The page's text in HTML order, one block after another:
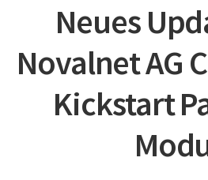
Neues
Novalnet AG
Kickstart